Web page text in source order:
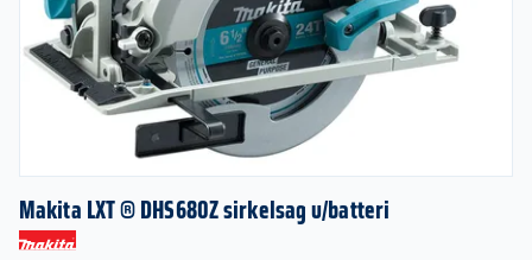
Makita LXT ® DHS680Z sirkelsag u/batteri